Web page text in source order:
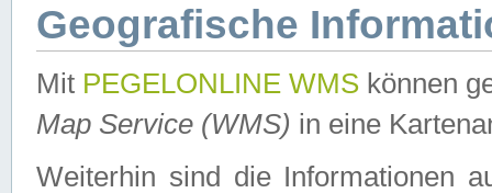
Geografische
Mit PEGELONLINE WMS können
Map Service (WMS) in eine
Weiterhin sind die Informationen